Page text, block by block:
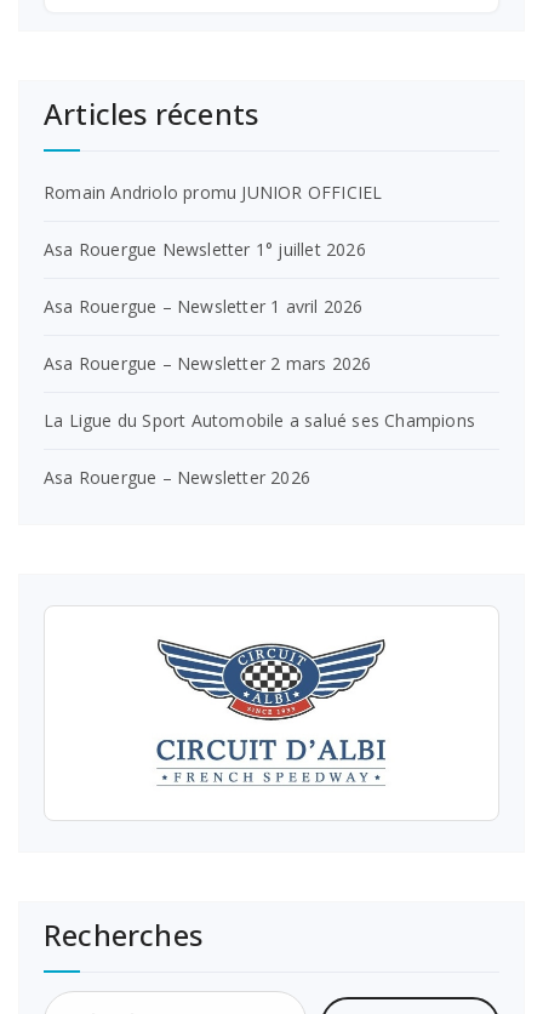
Articles récents
Romain Andriolo promu JUNIOR OFFICIEL
Asa Rouergue Newsletter 1° juillet 2026
Asa Rouergue – Newsletter 1 avril 2026
Asa Rouergue – Newsletter 2 mars 2026
La Ligue du Sport Automobile a salué ses Champions
Asa Rouergue – Newsletter 2026
Recherches
Rechercher :